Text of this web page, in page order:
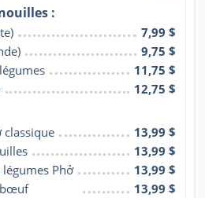
:
7,99 $
9,75 $
11,75 $
12,75 $
classique
13,99 $
13,99 $
Phở
13,99 $
bœuf
13,99 $